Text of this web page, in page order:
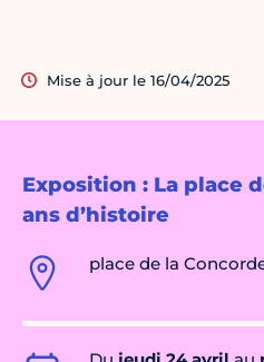
Exposition : La place
ans d’histoire
place de la
Mise à jour le 16/04/2025